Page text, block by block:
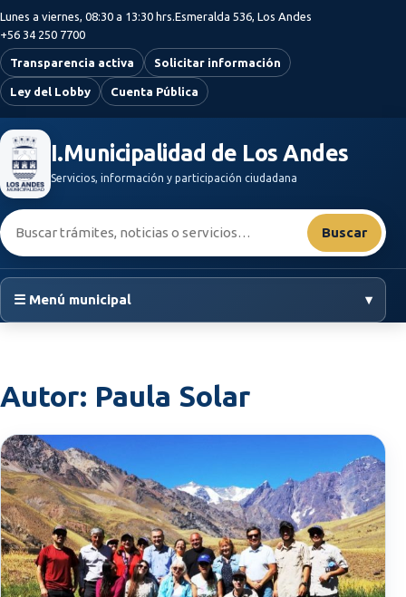
Saltar al contenido principal
Lunes a viernes, 08:30 a 13:30 hrs.Esmeralda 536, Los Andes
+56 34 250 7700
Transparencia activa Solicitar información
Ley del Lobby Cuenta Pública
I.Municipalidad de Los Andes
Servicios, información y participación ciudadana
Buscar:
Buscar
☰ Menú municipal ▾
Autor: Paula Solar